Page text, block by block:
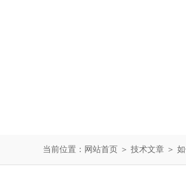
当前位置： 网站首页 ＞ 技术文章 ＞